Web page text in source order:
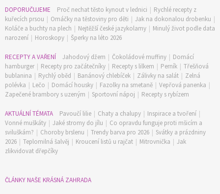
DOPORUČUJEME Proč nechat těsto kynout v lednici | Rychlé recepty z
kuřecích prsou | Omáčky na těstoviny pro děti | Jak na dokonalou drobenku |
Koláče a buchty na plech | Nejtěžší české jazykolamy | Minulý život podle data
narození | Horoskopy | Šperky na léto 2026
RECEPTY A VAŘENÍ Jahodový džem | Čokoládové muffiny | Domácí
hamburger | Recepty pro začátečníky | Recepty s lilkem | Perník | Třešňová
bublanina | Rychlý oběd | Banánový chlebíček | Zálivky na salát | Zelná
polévka | Lečo | Domácí housky | Fazolky na smetaně | Vepřová panenka |
Zapečené brambory s uzeným | Sportovní nápoj | Recepty s rybízem
AKTUÁLNÍ TÉMATA Pavoučí lilie | Chaty a chalupy | Inspirace a tvoření |
Vonné muškáty | Jaké stromy do jílu | Co opravdu funguje proti mšicím a
sviluškám? | Choroby brslenu | Trendy barva pro 2026 | Svátky a prázdniny
2026 | Teplomilná šalvěj | Kroucení listů u rajčat | Mitrovnička | Jak
zlikvidovat dřepčíky
ČLÁNKY NAŠE KRÁSNÁ ZAHRADA